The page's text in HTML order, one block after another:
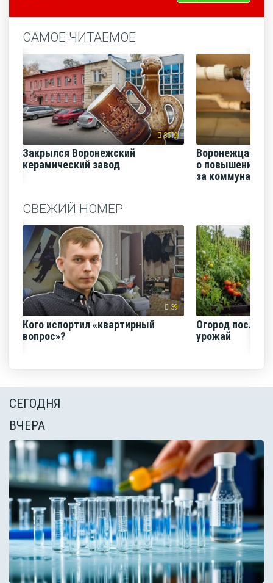
САМОЕ ЧИТАЕМОЕ
3619
Закрылся Воронежский
керамический завод
Воронежцам
о повышении
за
СВЕЖИЙ НОМЕР
39
Кого испортил «квартирный
вопрос»?
Огород после
урожай
СЕГОДНЯ
ВЧЕРА